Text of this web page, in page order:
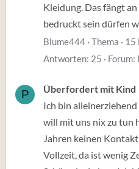
Kleidung. Das fängt
bedruckt sein dürfen
Blume444 Thema 15
Antworten: 25 Forum:
P
Überfordert mit Kind
Ich bin
will mit uns nix zu tun
Jahren keinen
Vollzeit, da ist wenig